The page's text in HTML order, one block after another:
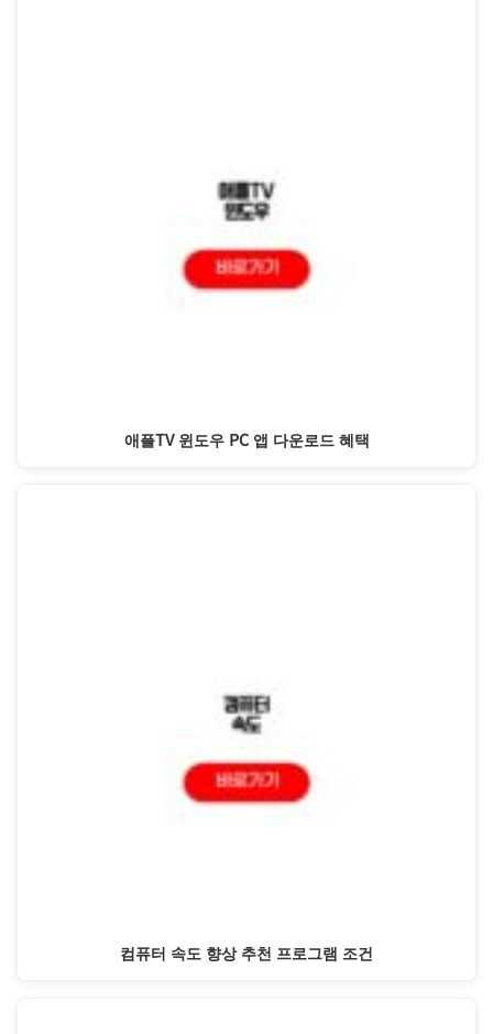
애플TV 윈도우 PC 앱 다운로드 혜택
컴퓨터 속도 향상 추천 프로그램 조건